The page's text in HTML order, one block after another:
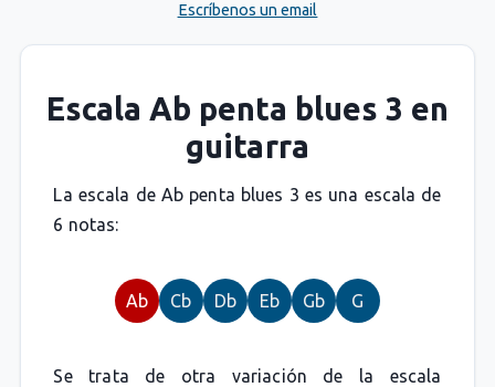
Escríbenos un email
Escala Ab penta blues 3 en
guitarra
La escala de Ab penta blues 3 es una escala de
6 notas:
Ab Cb Db Eb Gb G
Se trata de otra variación de la escala